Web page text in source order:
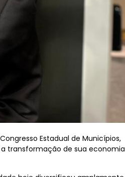
Estadual de Municípios,
transformação de sua economia